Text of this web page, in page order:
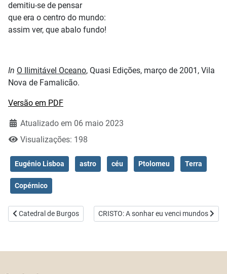
demitiu-se de pensar
que era o centro do mundo:
assim ver, que abalo fundo!
In O Ilimitável Oceano, Quasi Edições, março de 2001, Vila
Nova de Famalicão.
Versão em PDF
Atualizado em 06 maio 2023
Visualizações: 198
Eugénio Lisboa astro céu Ptolomeu Terra
Copérnico
Artigo anterior: Catedral de Burgos
Catedral de Burgos Artigo seguinte: CRISTO: A sonhar eu
CRISTO: A sonhar eu venci mundos